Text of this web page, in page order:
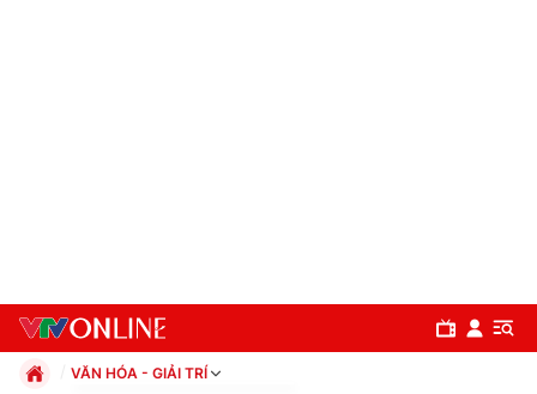
VĂN HÓA - GIẢI TRÍ